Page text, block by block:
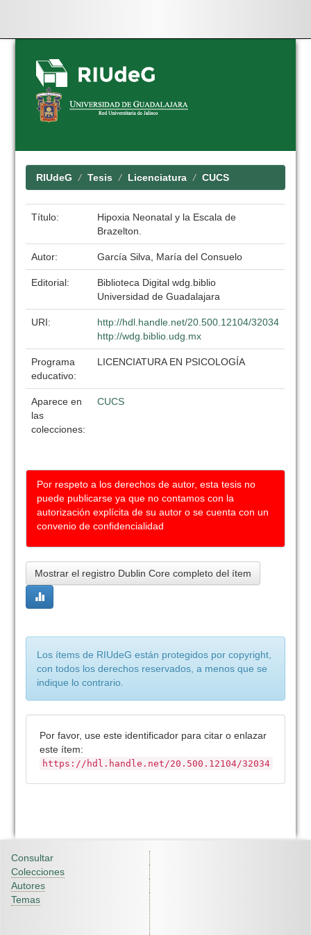
Skip
navigation
RIUdeG Tesis Licenciatura CUCS
Título:
Hipoxia Neonatal y la Escala de
Brazelton.
Autor: García Silva, María del Consuelo
Editorial:
Biblioteca Digital wdg.biblio
Universidad de Guadalajara
URI:
http://hdl.handle.net/20.500.12104/32034
http://wdg.biblio.udg.mx
Programa
educativo:
LICENCIATURA EN PSICOLOGÍA
Aparece en
las
colecciones:
CUCS
Por respeto a los derechos de autor, esta tesis no
puede publicarse ya que no contamos con la
autorización explícita de su autor o se cuenta con un
convenio de confidencialidad
Mostrar el registro Dublin Core completo del ítem
Los ítems de RIUdeG están protegidos por copyright,
con todos los derechos reservados, a menos que se
indique lo contrario.
Por favor, use este identificador para citar o enlazar
este ítem:
https://hdl.handle.net/20.500.12104/32034
Consultar
Colecciones
Autores
Temas